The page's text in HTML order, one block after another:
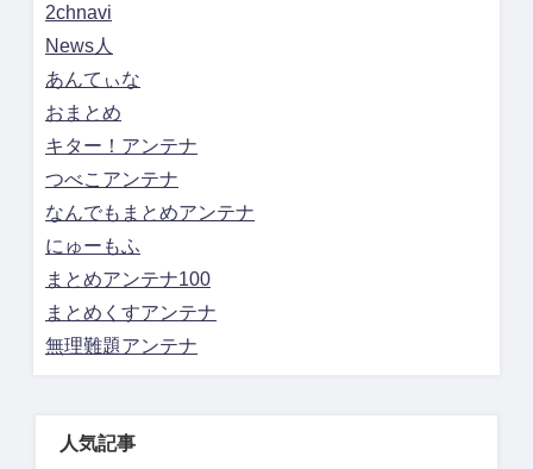
2chnavi
News人
あんてぃな
おまとめ
キター！アンテナ
つべこアンテナ
なんでもまとめアンテナ
にゅーもふ
まとめアンテナ100
まとめくすアンテナ
無理難題アンテナ
人気記事